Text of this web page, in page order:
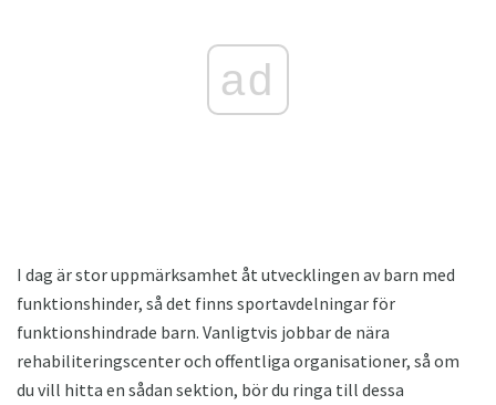
ad
I dag är stor uppmärksamhet åt utvecklingen av barn med
funktionshinder, så det finns sportavdelningar för
funktionshindrade barn. Vanligtvis jobbar de nära
rehabiliteringscenter och offentliga organisationer, så om
du vill hitta en sådan sektion, bör du ringa till dessa